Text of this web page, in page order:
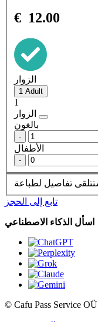
€ 12.00
الزوار
1
بالغون
-
الأطفال
-
تابع إلى الحجز
اسأل الذكاء الاصطناعي
© Cafu Pass Service OÜ